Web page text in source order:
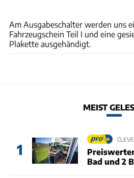
Am Ausgabeschalter werden uns
Fahrzeugschein Teil I und eine
Plakette ausgehändigt.
MEIST
1
Bad und 2